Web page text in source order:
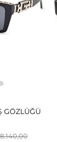
GÖZLÜĞÜ